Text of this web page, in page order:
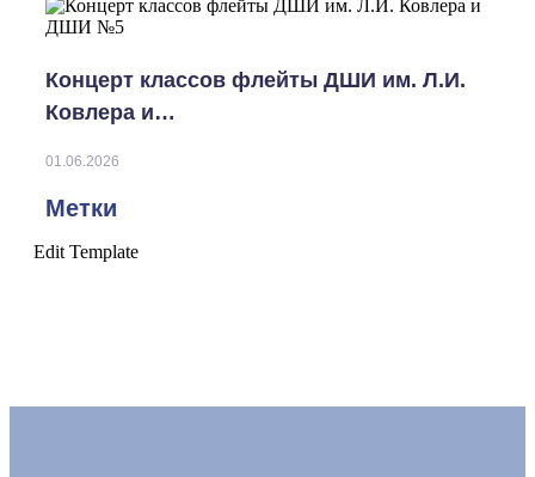
Концерт классов флейты ДШИ им. Л.И.
Ковлера и…
01.06.2026
Метки
Edit Template